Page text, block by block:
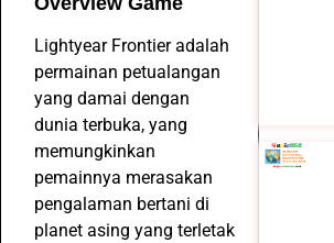
Lightyear Frontier adalah
permainan petualangan
yang damai dengan
dunia terbuka, yang
memungkinkan
pemainnya merasakan
pengalaman bertani di
planet asing yang terletak